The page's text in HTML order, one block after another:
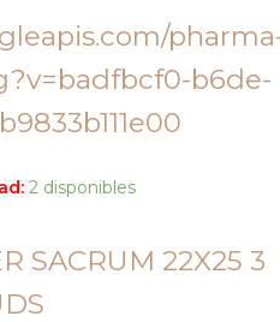
2 disponibles
SACRUM 22X25 3